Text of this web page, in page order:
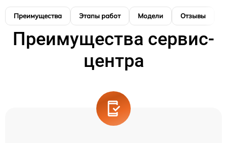
Преимущества Этапы работ Модели Отзывы
Преимущества сервис-
центра